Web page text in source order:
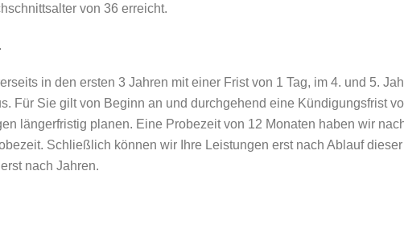
von 36 erreicht.
in den ersten 3 Jahren mit einer Frist von 1 Tag, im 4. und 5.
Für Sie gilt von Beginn an und durchgehend eine Kündigungsfrist
längerfristig planen. Eine Probezeit von 12 Monaten haben wir
Schließlich können wir Ihre Leistungen erst nach Ablauf
nach Jahren.